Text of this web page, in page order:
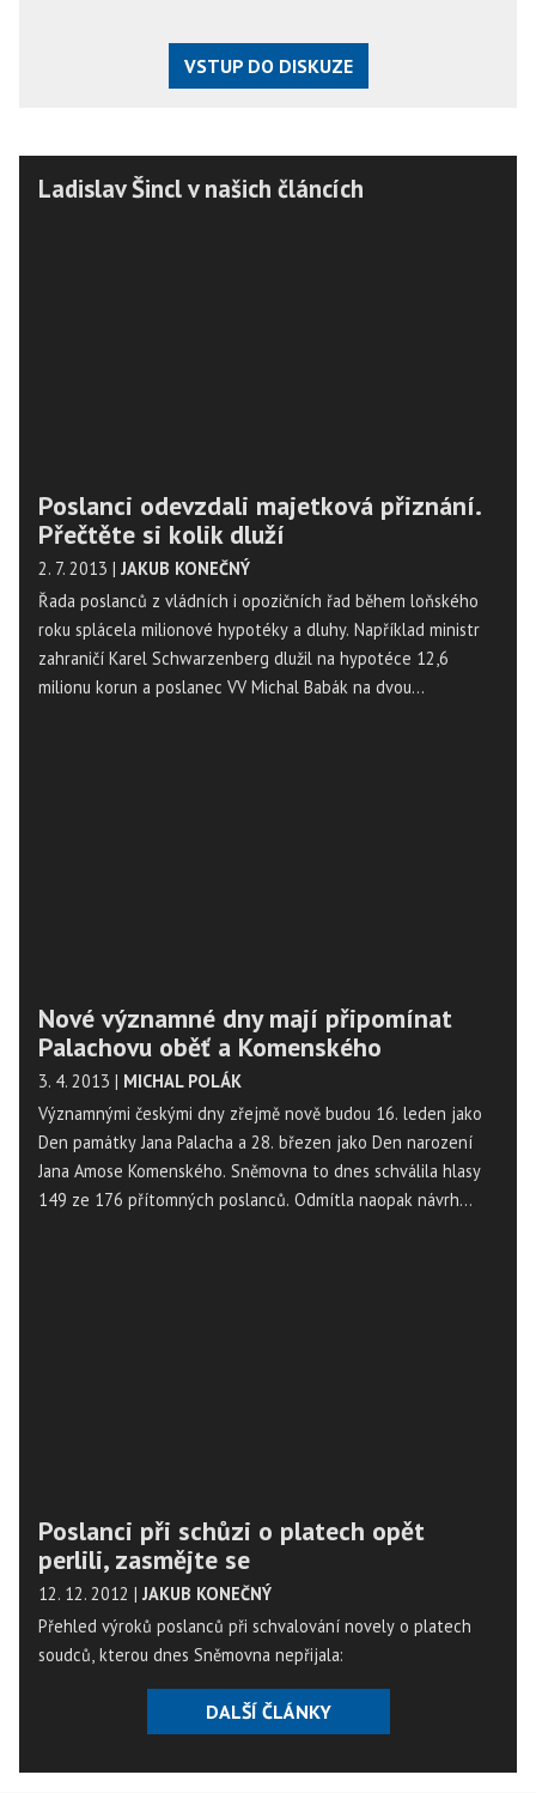
VSTUP DO DISKUZE
Ladislav Šincl v našich článcích
Poslanci odevzdali majetková přiznání.
Přečtěte si kolik dluží
2. 7. 2013 | JAKUB KONEČNÝ
Řada poslanců z vládních i opozičních řad během loňského
roku splácela milionové hypotéky a dluhy. Například ministr
zahraničí Karel Schwarzenberg dlužil na hypotéce 12,6
milionu korun a poslanec VV Michal Babák na dvou
Nové významné dny mají připomínat
Palachovu oběť a Komenského
3. 4. 2013 | MICHAL POLÁK
Významnými českými dny zřejmě nově budou 16. leden jako
Den památky Jana Palacha a 28. březen jako Den narození
Jana Amose Komenského. Sněmovna to dnes schválila hlasy
149 ze 176 přítomných poslanců. Odmítla naopak návrh
Poslanci při schůzi o platech opět
perlili, zasmějte se
12. 12. 2012 | JAKUB KONEČNÝ
Přehled výroků poslanců při schvalování novely o platech
soudců, kterou dnes Sněmovna nepřijala:
DALŠÍ ČLÁNKY